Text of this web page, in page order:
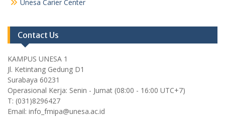
Unesa Carier Center
Contact Us
KAMPUS UNESA 1
Jl. Ketintang Gedung D1
Surabaya 60231
Operasional Kerja: Senin - Jumat (08:00 - 16:00 UTC+7)
T: (031)8296427
Email: info_fmipa@unesa.ac.id